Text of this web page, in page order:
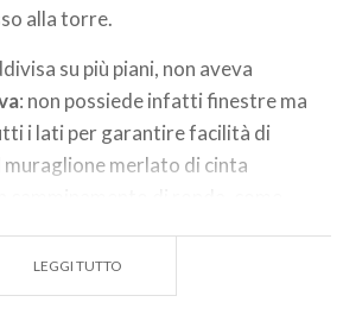
alla torre.
su più piani, non aveva
: non possiede infatti finestre ma
i lati per garantire facilità di
muraglione merlato di cinta
LEGGI TUTTO